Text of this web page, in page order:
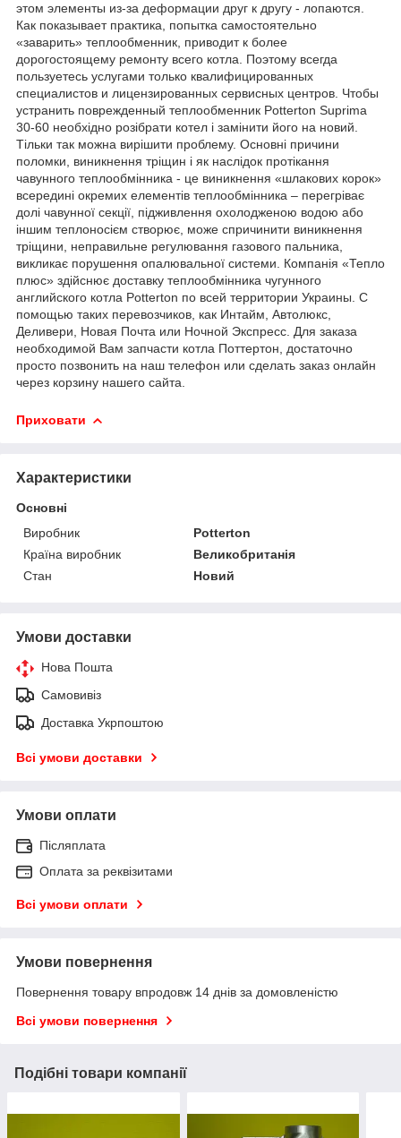
этом элементы из-за деформации друг к другу - лопаются.
Как показывает практика, попытка самостоятельно
«заварить» теплообменник, приводит к более
дорогостоящему ремонту всего котла. Поэтому всегда
пользуетесь услугами только квалифицированных
специалистов и лицензированных сервисных центров. Чтобы
устранить поврежденный теплообменник Potterton Suprima
30-60 необхідно розібрати котел і замінити його на новий.
Тільки так можна вирішити проблему. Основні причини
поломки, виникнення тріщин і як наслідок протікання
чавунного теплообмінника - це виникнення «шлакових корок»
всередині окремих елементів теплообмінника – перегріває
долі чавунної секції, підживлення охолодженою водою або
іншим теплоносієм створює, може спричинити виникнення
тріщини, неправильне регулювання газового пальника,
викликає порушення опалювальної системи. Компанія «Тепло
плюс» здійснює доставку теплообмінника чугунного
английского котла Potterton по всей территории Украины. С
помощью таких перевозчиков, как Интайм, Автолюкс,
Деливери, Новая Почта или Ночной Экспресс. Для заказа
необходимой Вам запчасти котла Поттертон, достаточно
просто позвонить на наш телефон или сделать заказ онлайн
через корзину нашего сайта.
Приховати
Характеристики
Основні
Виробник
Potterton
Країна виробник
Великобританія
Стан
Новий
Умови доставки
Нова Пошта
Самовивіз
Доставка Укрпоштою
Всі умови доставки
Умови оплати
Післяплата
Оплата за реквізитами
Всі умови оплати
Умови повернення
Повернення товару впродовж 14 днів за домовленістю
Всі умови повернення
Подібні товари компанії